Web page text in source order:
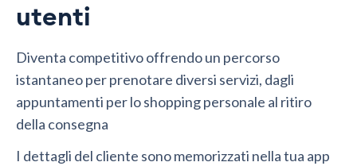
utenti
Diventa competitivo offrendo un percorso
istantaneo per prenotare diversi servizi, dagli
appuntamenti per lo shopping personale al ritiro
della consegna
I dettagli del cliente sono memorizzati nella tua app